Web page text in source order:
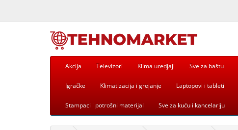
Akcija Televizori Klima uredjaji Sve za baštu
Igračke Klimatizacija i grejanje Laptopovi i tableti
Stampaci i potrošni materijal Sve za kuću i kancelariju